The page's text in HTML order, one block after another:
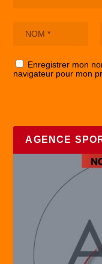
Enregistrer mon
navigateur pour mon
AGENCE